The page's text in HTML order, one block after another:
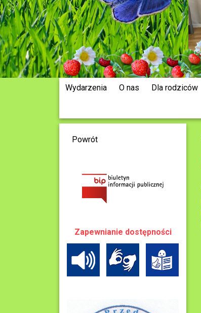
Wydarzenia O nas Dla rodziców
Powrót
Zapewnianie dostępności